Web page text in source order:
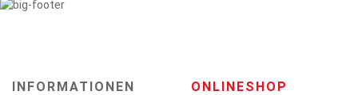
INFORMATIONEN ONLINESHOP